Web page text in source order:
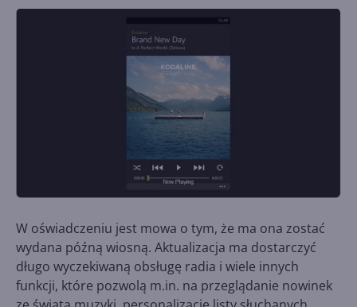
W oświadczeniu jest mowa o tym, że ma ona zostać
wydana późną wiosną. Aktualizacja ma dostarczyć
długo wyczekiwaną obsługę radia i wiele innych
funkcji, które pozwolą m.in. na przeglądanie nowinek